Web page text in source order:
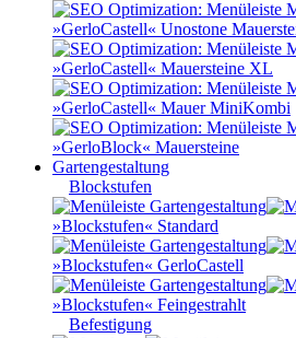
»GerloCastell« Unostone
»GerloCastell« Mauersteine XL
»GerloCastell« Mauer MiniKombi
»GerloBlock« Mauersteine
Gartengestaltung
Blockstufen
»Blockstufen« Standard
»Blockstufen« GerloCastell
»Blockstufen« Feingestrahlt
Befestigung